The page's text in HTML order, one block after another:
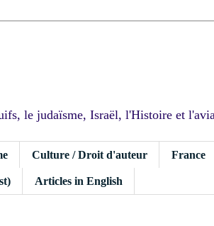
le judaïsme, Israël, l'Histoire et
Culture / Droit d'auteur France
Articles in English